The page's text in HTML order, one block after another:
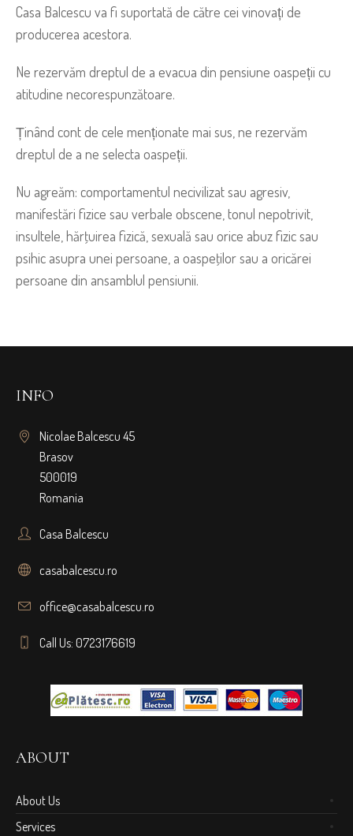
Casa Balcescu va fi suportată de către cei vinovați de
producerea acestora.
Ne rezervăm dreptul de a evacua din pensiune oaspeții cu
atitudine necorespunzătoare.
Ținând cont de cele menționate mai sus, ne rezervăm
dreptul de a ne selecta oaspeții.
Nu agreăm: comportamentul necivilizat sau agresiv,
manifestări fizice sau verbale obscene, tonul nepotrivit,
insultele, hărţuirea fizică, sexuală sau orice abuz fizic sau
psihic asupra unei persoane, a oaspeţilor sau a oricărei
persoane din ansamblul pensiunii.
INFO
Nicolae Balcescu 45
Brasov
500019
Romania
Casa Balcescu
casabalcescu.ro
office@casabalcescu.ro
Call Us: 0723176619
ABOUT
About Us
Services